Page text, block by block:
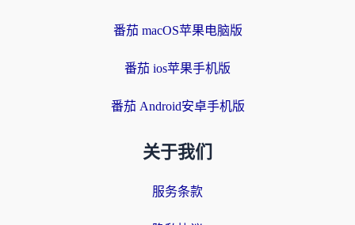
番茄 macOS苹果电脑版
番茄 ios苹果手机版
番茄 Android安卓手机版
关于我们
服务条款